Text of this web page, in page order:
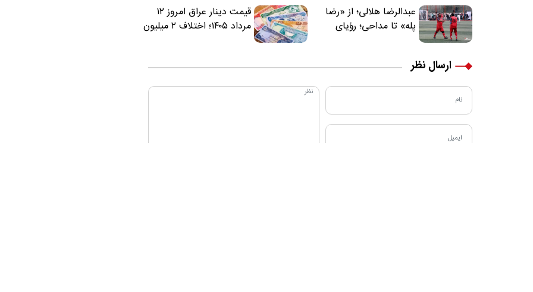
عبدالرضا هلالی؛ از «رضا
پله» تا مداحی؛ رؤیای
قیمت دینار عراق امروز ۱۲
مرداد ۱۴۰۵؛ اختلاف ۲ میلیون
ارسال نظر